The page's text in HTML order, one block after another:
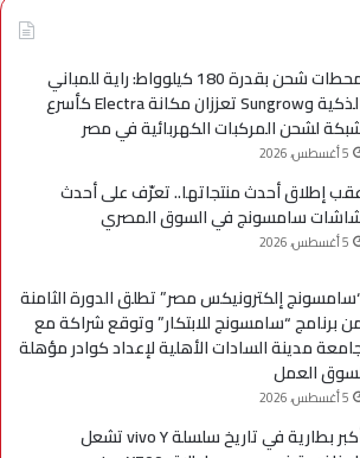
A
محطات شحن بقدرة 180 كيلوواط: راية للمباني
الذكية وSungrow تعززان مكانة Electra كأسرع
لشحن المركبات الكهربائية في مصر
5 أغسطس، 2026
إطلاق أحدث منتجاتها.. تعرّف على أحدث
سامسونج في السوق المصري
5 أغسطس، 2026
إلكترونيكس مصر” تطلق الدورة الثامنة
برنامج “سامسونج للابتكار” وتوقع شراكة مع
مدينة السادات الأهلية لإعداد كوادر مؤهلة
العمل
5 أغسطس، 2026
أكبر بطارية في تاريخ سلسلة vivo Y تشعل